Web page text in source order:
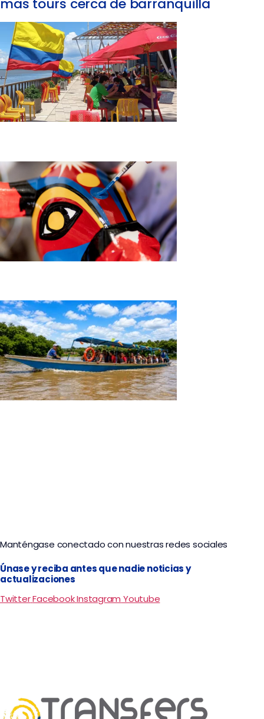
Manténgase conectado con nuestras redes sociales
Únase y reciba antes que nadie noticias y
actualizaciones
TwitterFacebookInstagram Youtube